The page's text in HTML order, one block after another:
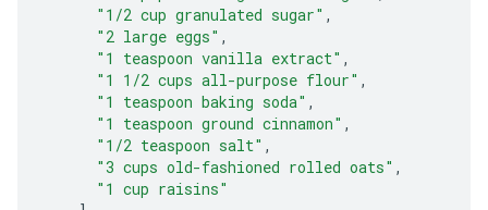
"1/2 cup granulated sugar" ,
"2 large eggs" ,
"1 teaspoon vanilla extract" ,
"1 1/2 cups all-purpose flour" ,
"1 teaspoon baking soda" ,
"1 teaspoon ground cinnamon" ,
"1/2 teaspoon salt" ,
"3 cups old-fashioned rolled oats" ,
"1 cup raisins"